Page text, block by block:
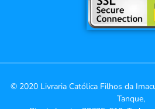
© 2020 Livraria Católica Filhos da
Tanque,